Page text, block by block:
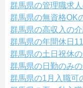
群馬県の管理職求
群馬県の無資格OK
群馬県の高収入の
群馬県の年間休日
群馬県の土日祝休
群馬県の日勤のみ
群馬県の1月入職可